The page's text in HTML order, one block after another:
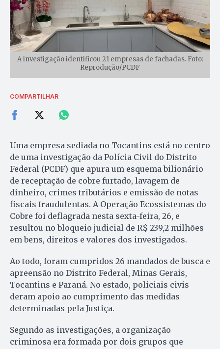
A investigação identificou 21 empresas de fachadas. Foto:
Reprodução/PCDF
COMPARTILHAR
Uma empresa sediada no Tocantins está no centro
de uma investigação da Polícia Civil do Distrito
Federal (PCDF) que apura um esquema bilionário
de receptação de cobre furtado, lavagem de
dinheiro, crimes tributários e emissão de notas
fiscais fraudulentas. A Operação Ecossistemas do
Cobre foi deflagrada nesta sexta-feira, 26, e
resultou no bloqueio judicial de R$ 239,2 milhões
em bens, direitos e valores dos investigados.
Ao todo, foram cumpridos 26 mandados de busca e
apreensão no Distrito Federal, Minas Gerais,
Tocantins e Paraná. No estado, policiais civis
deram apoio ao cumprimento das medidas
determinadas pela Justiça.
Segundo as investigações, a organização
criminosa era formada por dois grupos que